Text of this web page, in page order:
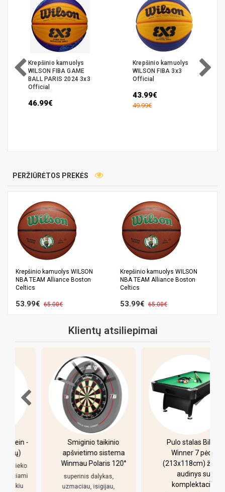
Krepšinio kamuolys
WILSON FIBA GAME
BALL PARIS 2024 3x3
Official
46.99€
Krepšinio kamuolys
WILSON FIBA 3x3
Official
43.99€
49.99€
PERŽIŪRĖTOS PREKĖS
Krepšinio kamuolys WILSON
NBA TEAM Alliance Boston
Celtics
53.99€ 65.00€
Krepšinio kamuolys WILSON
NBA TEAM Alliance Boston
Celtics
53.99€ 65.00€
Klientų atsiliepimai
Smiginio taikinio
apšvietimo sistema
Winmau Polaris 120°
superinis dalykas,
uzmaciau, isigijau,
Pulo stalas Bilaro
Winner 7 pėdų
(213x118cm) žalias
audinys su
komplektacija